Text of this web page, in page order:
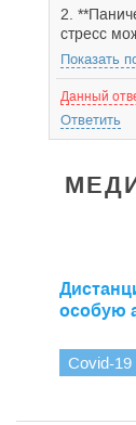
2.
стресс
Показать
Данный
Ответить
особую
Covid-19